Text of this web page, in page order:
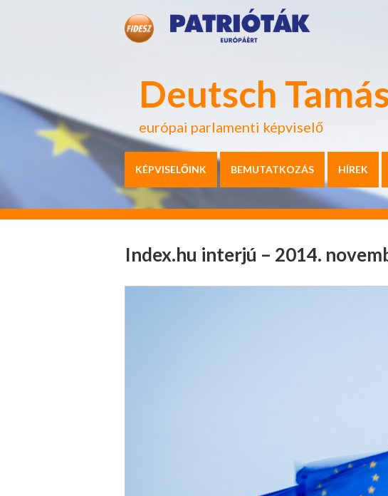
Deutsch
európai parlamenti képviselő
KÉPVISELŐINK BEMUTATKOZÁS HÍREK
Index.hu interjú – 2014.